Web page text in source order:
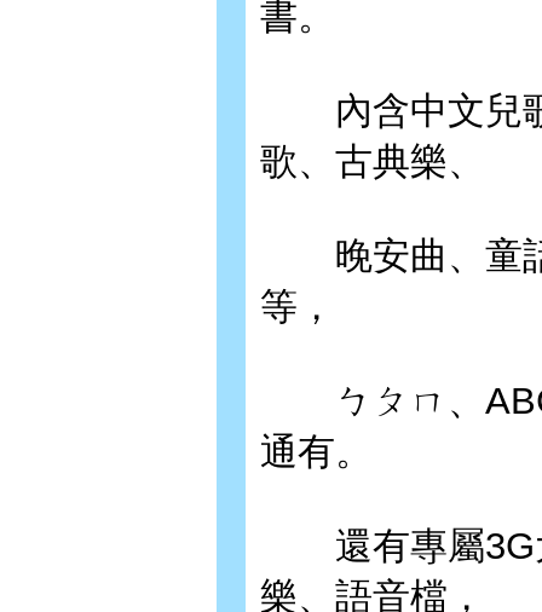
書。
內含中文兒歌
歌、古典樂、
晚安曲、童話
等，
ㄅㄆㄇ、ABC
通有。
還有專屬3G
樂、語音檔，